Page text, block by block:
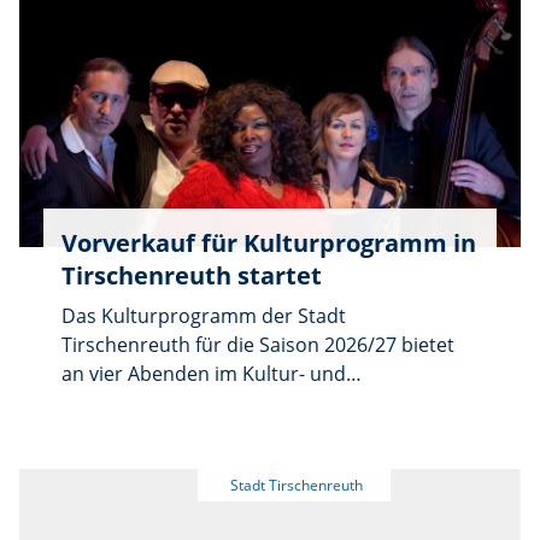
17 Uhr an der Kapelle am Parkplatz an der
Sägmühle. Die Führung dauert 30 Minuten
und kostet 5 Euro, die vor Ort bezahlt
werden. Anmeldungen nimmt die Tourist-
Information Tirschenreuth, Maximilianplatz
38, unter 09631/609-60 oder per E-Mail an
urlaub@stadt-tirschenreuth.de entgegen.
Vorverkauf für Kulturprogramm in
Tirschenreuth startet
Das Kulturprogramm der Stadt
Tirschenreuth für die Saison 2026/27 bietet
an vier Abenden im Kultur- und
12. September, um 19.30 Uhr bringt die Band
Stadt Tirschenreuth